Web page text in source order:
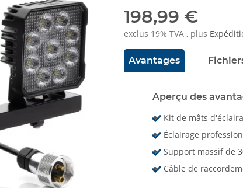
198,99 €
exclus 19% TVA , plus
Avantages
Aperçu des
Kit de mâts
Éclairage
Support massif de
Câble de